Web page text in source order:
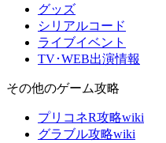
グッズ
シリアルコード
ライブイベント
TV･WEB出演情報
その他のゲーム攻略
プリコネR攻略wiki
グラブル攻略wiki